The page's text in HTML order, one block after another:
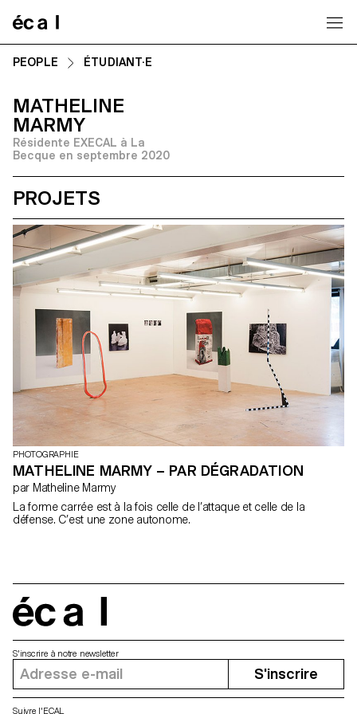
PEOPLE ÉTUDIANT·E
MATHELINE
MARMY
Résidente EXECAL à La
Becque en septembre 2020
PROJETS
PHOTOGRAPHIE
MATHELINE MARMY – PAR DÉGRADATION
par Matheline Marmy
La forme carrée est à la fois celle de l’attaque et celle de la
défense. C’est une zone autonome.
S'inscrire à notre newsletter
S'inscrire
Suivre l'ECAL